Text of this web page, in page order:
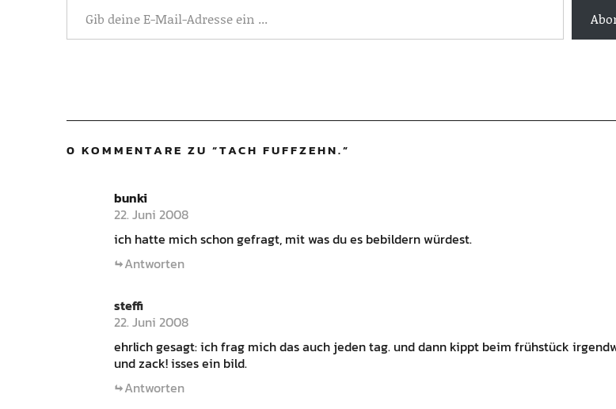
0 KOMMENTARE ZU “TACH FUFFZEHN.”
bunki
22. Juni 2008
ich hatte mich schon gefragt, mit was du es bebildern würdest.
Antworten
steffi
22. Juni 2008
ehrlich gesagt: ich frag mich das auch jeden tag. und dann kippt beim frühstück
und zack! isses ein bild.
Antworten